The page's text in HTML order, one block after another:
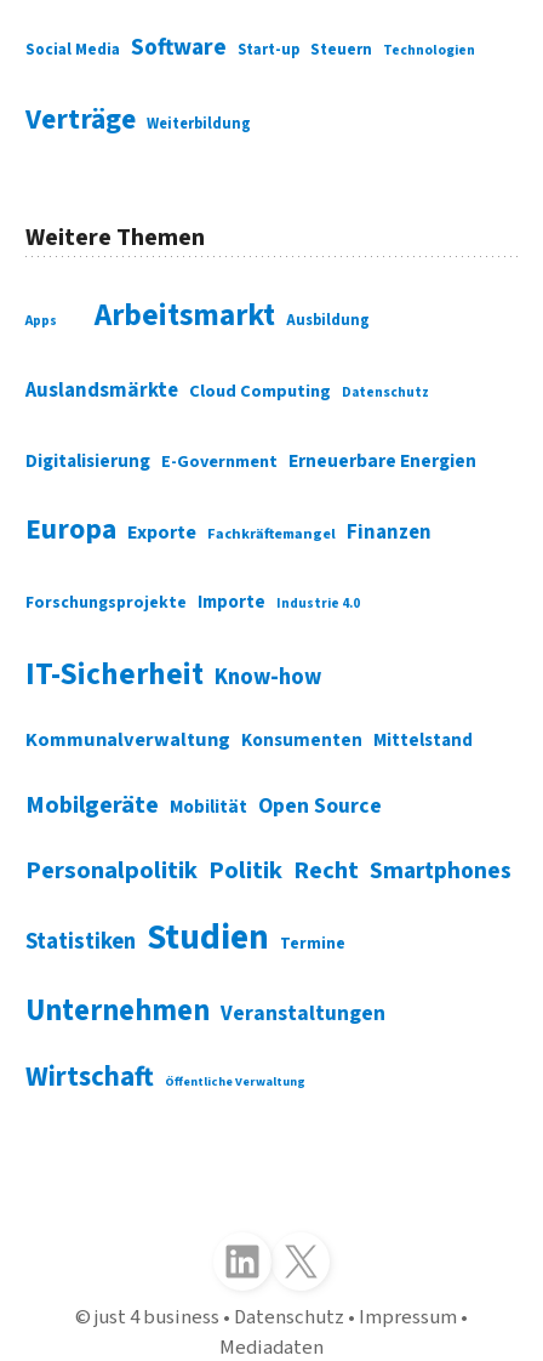
Social Media Software Start-up Steuern Technologien
Verträge Weiterbildung
Weitere Themen
Apps Arbeitsmarkt Ausbildung
Auslandsmärkte Cloud Computing Datenschutz
Digitalisierung E-Government Erneuerbare Energien
Europa Exporte Fachkräftemangel Finanzen
Forschungsprojekte Importe Industrie 4.0
IT-Sicherheit Know-how
Kommunalverwaltung Konsumenten Mittelstand
Mobilgeräte Mobilität Open Source
Personalpolitik Politik Recht Smartphones
Statistiken Studien Termine
Unternehmen Veranstaltungen
Wirtschaft Öffentliche Verwaltung
Folgen Sie uns auf LinkedInFolgen Sie uns auf X (Twitter)
just 4 business Datenschutz Impressum
Mediadaten